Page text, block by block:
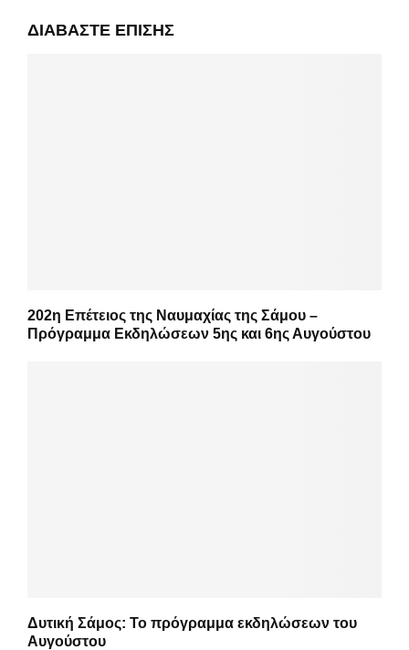
ΔΙΑΒΆΣΤΕ ΕΠΊΣΗΣ
202η Επέτειος της Ναυμαχίας της Σάμου –
Πρόγραμμα Εκδηλώσεων 5ης και 6ης Αυγούστου
Δυτική Σάμος: Το πρόγραμμα εκδηλώσεων του
Αυγούστου